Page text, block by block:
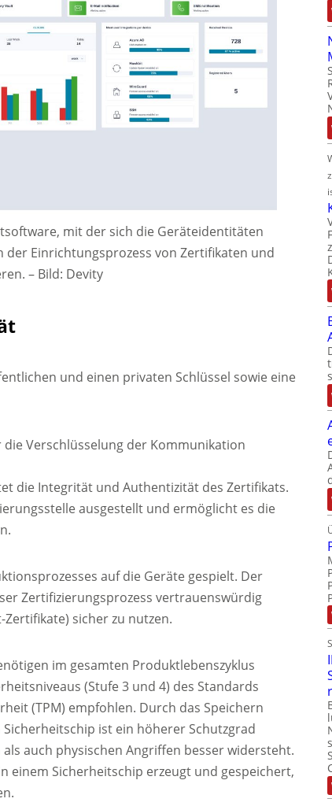
mit der sich die Geräteidentitäten
der Einrichtungsprozess von Zertifikaten und
– Bild: Devity
und einen privaten Schlüssel sowie eine
Verschlüsselung der Kommunikation
die Integrität und Authentizität des Zertifikats.
ausgestellt und ermöglicht es die
auf die Geräte gespielt. Der
Zertifizierungsprozess vertrauenswürdig
sicher zu nutzen.
im gesamten Produktlebenszyklus
(Stufe 3 und 4) des Standards
(TPM) empfohlen. Durch das Speichern
ist ein höherer Schutzgrad
auch physischen Angriffen besser widersteht.
einem Sicherheitschip erzeugt und gespeichert,